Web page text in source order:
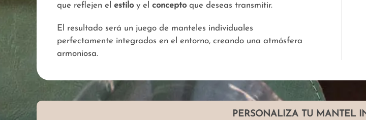
que reflejen el estiloy el conceptoque deseas transmitir.
El resultado será un juego de manteles individuales
perfectamente integrados en el entorno, creando una atmósfera
armoniosa.
PERSONALIZA TU MANTEL